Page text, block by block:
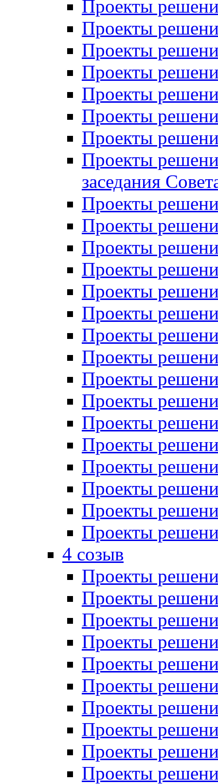
Проекты
Проекты
Проекты
Проекты
Проекты
Проекты
Проекты
Проекты
заседания
Проекты
Проекты
Проекты
Проекты
Проекты
Проекты
Проекты
Проекты
Проекты
Проекты
Проекты
Проекты
Проекты
Проекты
Проекты
Проекты
4 созыв
Проекты
Проекты
Проекты
Проекты
Проекты
Проекты
Проекты
Проекты
Проекты
Проекты